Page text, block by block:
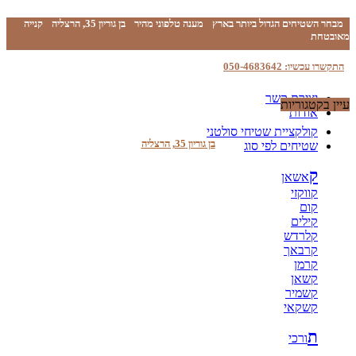
מבחר השטיחים הגדול ביותר בארץ מענה טלפוני מהיר בן גוריון 35, הרצליה
קנייה
מאובטחת
התקשרו עכשיו: 050-4683642
יצירת קשר
אודות
בן גוריון 35, הרצליה
עיין בקטגוריות
קולקציית שטיחי סולטני
שטיחים לפי סוג
קאשאן
קווקזי
קום
קילים
קלרדש
קרבאך
קרמן
קשאן
קשמיר
קשקאי
תורכי